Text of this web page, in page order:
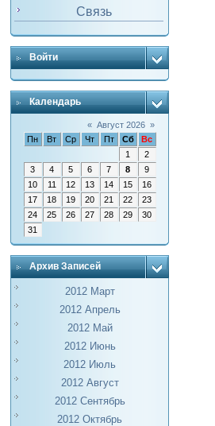
Связь
Войти
Календарь
« Август 2026 »
Пн
Вт Ср Чт Пт Сб
Вс
1
2
3
4 5 6 7 8
9
10
11 12 13 14 15
16
17
18 19 20 21 22
23
24
25 26 27 28 29
30
31
Архив Записей
2012 Март
2012 Апрель
2012 Май
2012 Июнь
2012 Июль
2012 Август
2012 Сентябрь
2012 Октябрь